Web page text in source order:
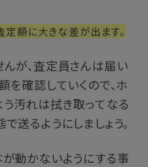
額に大きな差が出ます。
が、査定員さんは届い
を確認していくので、ホ
汚れは拭き取ってなる
送るようにしましょう。
動かないようにする事